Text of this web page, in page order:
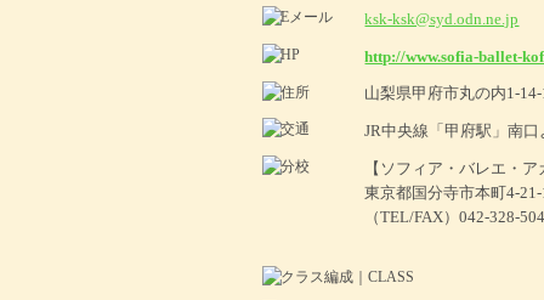
ksk-ksk@syd.odn.ne.jp
http://www.sofia-ballet-
山梨県甲府市丸の内1-
JR中央線「甲府駅」南
【ソフィア・バレエ・
東京都国分寺市本町4-
（TEL/FAX）042-328-